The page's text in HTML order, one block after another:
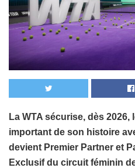
La WTA sécurise, dès
important de son histoire
devient Premier Partner et
Exclusif du circuit féminin